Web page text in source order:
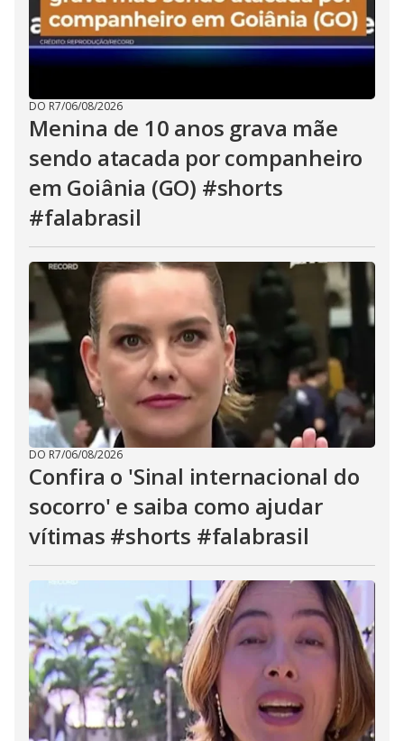
DO R7/06/08/2026
Menina de 10 anos grava mãe
sendo atacada por companheiro
em Goiânia (GO) #shorts
#falabrasil
DO R7/06/08/2026
Confira o 'Sinal internacional do
socorro' e saiba como ajudar
vítimas #shorts #falabrasil